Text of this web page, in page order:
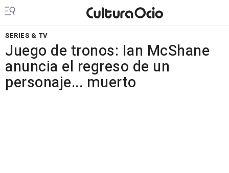
SERIES & TV
Juego de tronos: Ian McShane
anuncia el regreso de un
personaje... muerto